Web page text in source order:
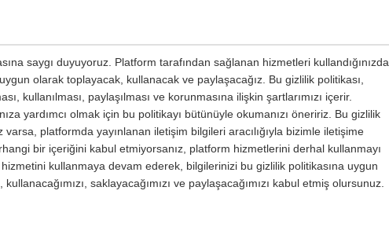
saygı duyuyoruz. Platform tarafından sağlanan hizmetleri kullandığınızda,
olarak toplayacak, kullanacak ve paylaşacağız. Bu gizlilik politikası,
kullanılması, paylaşılması ve korunmasına ilişkin şartlarımızı içerir.
yardımcı olmak için bu politikayı bütünüyle okumanızı öneririz. Bu gizlilik
platformda yayınlanan iletişim bilgileri aracılığıyla bizimle iletişime
bir içeriğini kabul etmiyorsanız, platform hizmetlerini derhal kullanmayı
hizmetini kullanmaya devam ederek, bilgilerinizi bu gizlilik politikasına uygun
saklayacağımızı ve paylaşacağımızı kabul etmiş olursunuz.